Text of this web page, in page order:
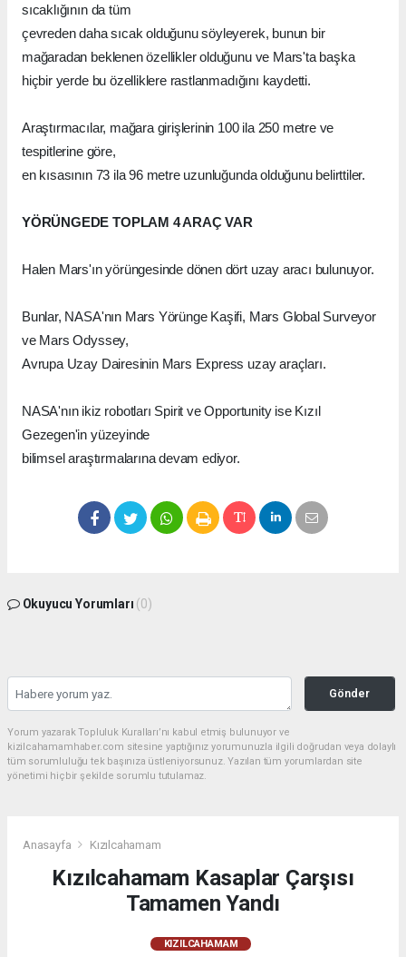
sıcaklığının da tüm
çevreden daha sıcak olduğunu söyleyerek, bunun bir
mağaradan beklenen özellikler olduğunu ve Mars'ta başka
hiçbir yerde bu özelliklere rastlanmadığını kaydetti.
Araştırmacılar, mağara girişlerinin 100 ila 250 metre ve
tespitlerine göre,
en kısasının 73 ila 96 metre uzunluğunda olduğunu belirttiler.
YÖRÜNGEDE TOPLAM 4 ARAÇ VAR
Halen Mars'ın yörüngesinde dönen dört uzay aracı bulunuyor.
Bunlar, NASA'nın Mars Yörünge Kaşifi, Mars Global Surveyor
ve Mars Odyssey,
Avrupa Uzay Dairesinin Mars Express uzay araçları.
NASA'nın ikiz robotları Spirit ve Opportunity ise Kızıl
Gezegen'in yüzeyinde
bilimsel araştırmalarına devam ediyor.
Okuyucu Yorumları (0)
Gönder
Yorum yazarak Topluluk Kuralları’nı kabul etmiş bulunuyor ve
kizilcahamamhaber.com sitesine yaptığınız yorumunuzla ilgili doğrudan veya dolaylı
tüm sorumluluğu tek başınıza üstleniyorsunuz. Yazılan tüm yorumlardan site
yönetimi hiçbir şekilde sorumlu tutulamaz.
Anasayfa Kızılcahamam
Kızılcahamam Kasaplar Çarşısı
Tamamen Yandı
KIZILCAHAMAM